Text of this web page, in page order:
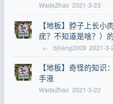
WadeZhao 2021-3-23
【地板】脖子上长小
疣？不知道是啥？）
← bjliang2009 2021-3-
【地板】奇怪的知识
手液
WadeZhao 2021-3-22